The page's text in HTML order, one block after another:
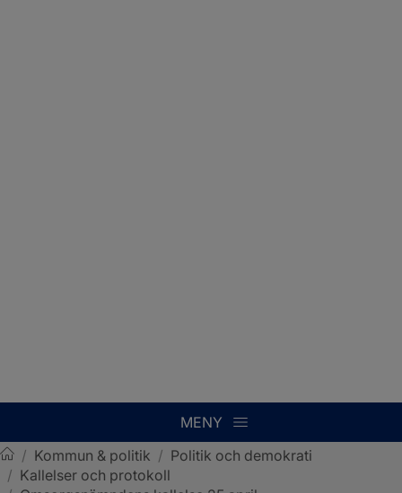
MENY
Sotenäs kommun
/ Kommun & politik / Politik och demokrati
/ Kallelser och protokoll